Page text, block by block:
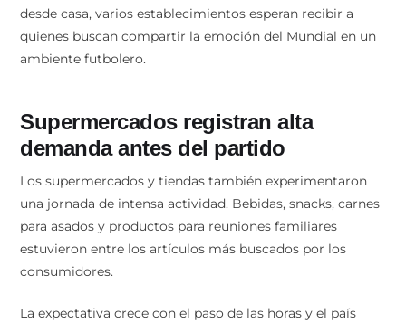
desde casa, varios establecimientos esperan recibir a
quienes buscan compartir la emoción del Mundial en un
ambiente futbolero.
Supermercados registran alta
demanda antes del partido
Los supermercados y tiendas también experimentaron
una jornada de intensa actividad. Bebidas, snacks, carnes
para asados y productos para reuniones familiares
estuvieron entre los artículos más buscados por los
consumidores.
La expectativa crece con el paso de las horas y el país